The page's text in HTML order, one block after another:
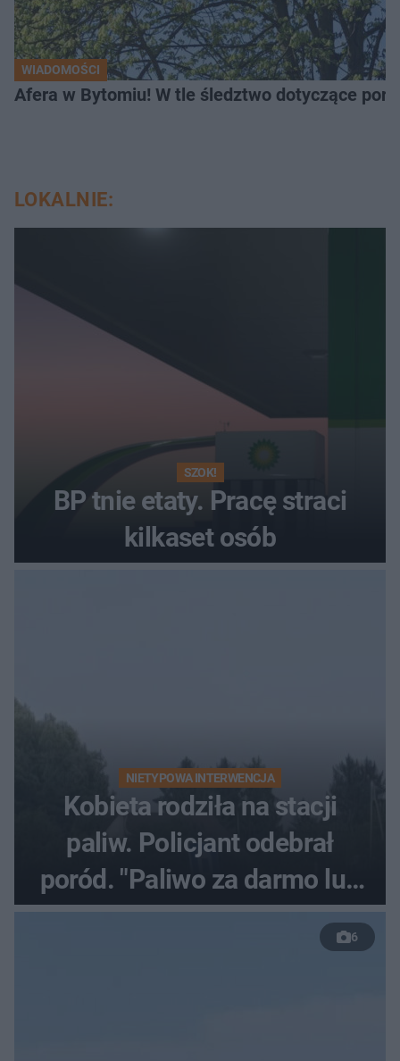
WIADOMOŚCI
Afera w Bytomiu! W tle śledztwo dotyczące
LOKALNIE:
SZOK!
BP tnie etaty. Pracę straci
kilkaset osób
NIETYPOWA INTERWENCJA
Kobieta rodziła na stacji
paliw. Policjant odebrał
poród. "Paliwo za darmo lub
50 %!"
6